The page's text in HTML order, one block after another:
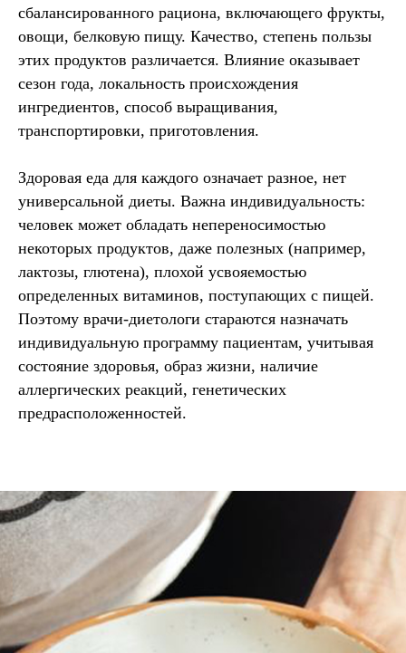
сбалансированного рациона, включающего фрукты,
овощи, белковую пищу. Качество, степень пользы
этих продуктов различается. Влияние оказывает
сезон года, локальность происхождения
ингредиентов, способ выращивания,
транспортировки, приготовления.
Здоровая еда для каждого означает разное, нет
универсальной диеты. Важна индивидуальность:
человек может обладать непереносимостью
некоторых продуктов, даже полезных (например,
лактозы, глютена), плохой усвояемостью
определенных витаминов, поступающих с пищей.
Поэтому врачи-диетологи стараются назначать
индивидуальную программу пациентам, учитывая
состояние здоровья, образ жизни, наличие
аллергических реакций, генетических
предрасположенностей.